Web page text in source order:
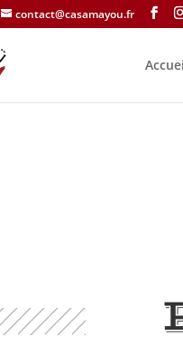
contact@casamayou.fr